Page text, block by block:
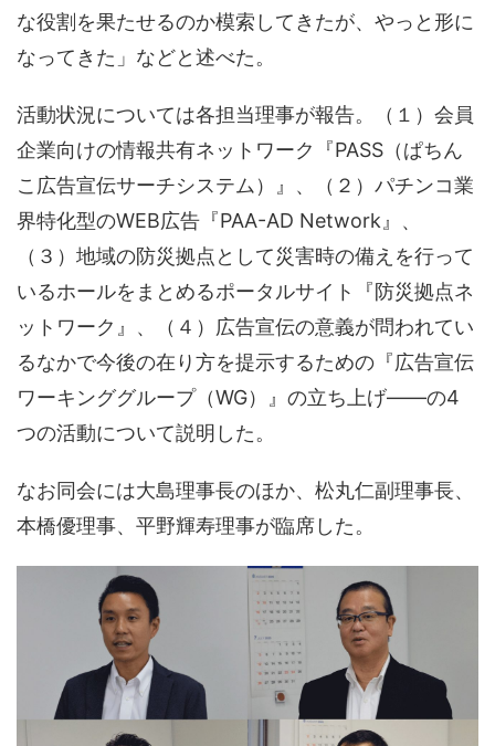
な役割を果たせるのか模索してきたが、やっと形に
なってきた」などと述べた。
活動状況については各担当理事が報告。（１）会員
企業向けの情報共有ネットワーク『PASS（ぱちん
こ広告宣伝サーチシステム）』、（２）パチンコ業
界特化型のWEB広告『PAA-AD Network』、
（３）地域の防災拠点として災害時の備えを行って
いるホールをまとめるポータルサイト『防災拠点ネ
ットワーク』、（４）広告宣伝の意義が問われてい
るなかで今後の在り方を提示するための『広告宣伝
ワーキンググループ（WG）』の立ち上げ――の4
つの活動について説明した。
なお同会には大島理事長のほか、松丸仁副理事長、
本橋優理事、平野輝寿理事が臨席した。